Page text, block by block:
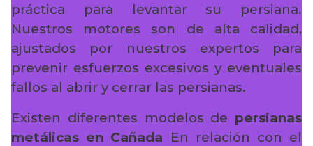
práctica para levantar su persiana.
Nuestros motores son de alta calidad,
ajustados por nuestros expertos para
prevenir esfuerzos excesivos y eventuales
fallos al abrir y cerrar las persianas.
Existen diferentes modelos de persianas
metálicas en Cañada En relación con el